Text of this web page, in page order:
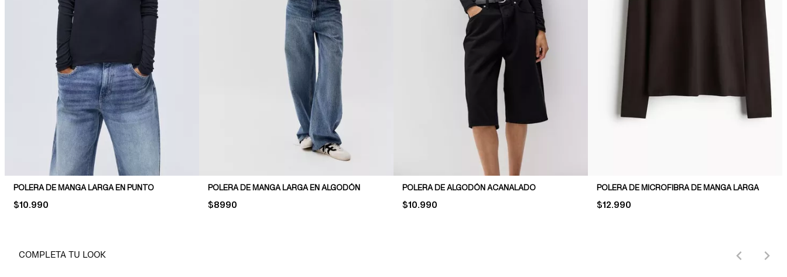
POLERA DE MANGA LARGA EN PUNTO
PRICE:
$10.990
POLERA DE MANGA LARGA EN ALGODÓN
PRICE:
$8990
POLERA DE ALGODÓN ACANALADO
PRICE:
$10.990
POLERA DE MICROFIBRA DE MANGA LARGA
PRICE:
$12.990
COMPLETA TU LOOK